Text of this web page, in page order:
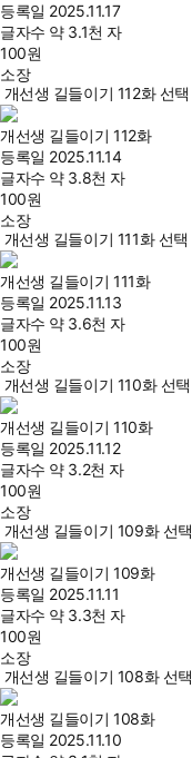
등록일 2025.11.17
글자수 약 3.1천 자
100원
소장
개선생 길들이기 112화 선택
개선생 길들이기 112화
등록일 2025.11.14
글자수 약 3.8천 자
100원
소장
개선생 길들이기 111화 선택
개선생 길들이기 111화
등록일 2025.11.13
글자수 약 3.6천 자
100원
소장
개선생 길들이기 110화 선택
개선생 길들이기 110화
등록일 2025.11.12
글자수 약 3.2천 자
100원
소장
개선생 길들이기 109화 선택
개선생 길들이기 109화
등록일 2025.11.11
글자수 약 3.3천 자
100원
소장
개선생 길들이기 108화 선택
개선생 길들이기 108화
등록일 2025.11.10